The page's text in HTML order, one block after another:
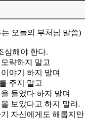
오늘의 부처님 말씀)
심해야 한다.
략하지 말고
야기 하지 말며
주지 말고
들었다 하지 말며
보았다고 하지 말라.
자신에게도 해롭지만